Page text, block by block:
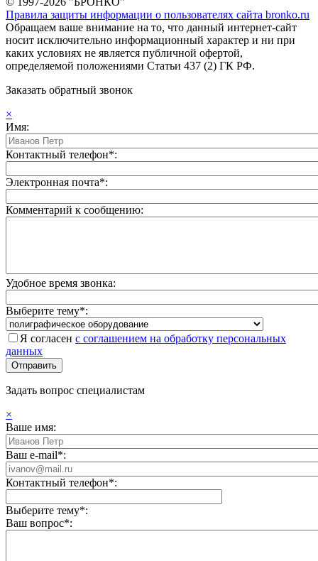
Правила защиты информации о пользователях сайта bronko.ru
Обращаем ваше внимание на то, что данный интернет-сайт
носит исключительно информационный характер и ни при
каких условиях не является публичной офертой,
определяемой положениями Статьи 437 (2) ГК РФ.
Заказать обратный звонок
×
Имя:
Контактный телефон*:
Электронная почта*:
Комментарий к сообщению:
Удобное время звонка:
Выберите тему*:
Я согласен с соглашением на обработку персональных
данных
Задать вопрос специалистам
×
Ваше имя:
Ваш e-mail*:
Контактный телефон*:
Выберите тему*:
Ваш вопрос*: